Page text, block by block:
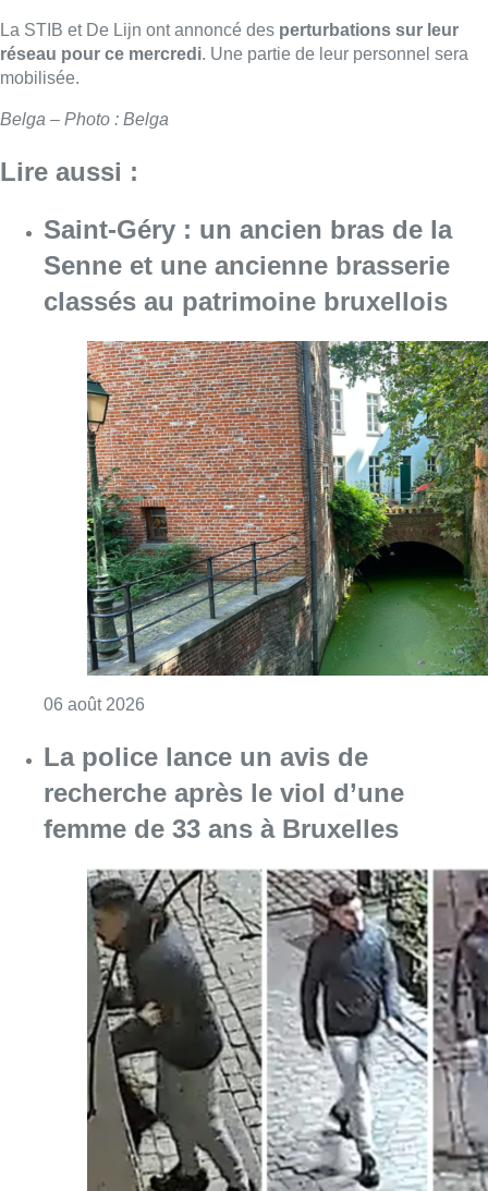
La STIB et De Lijn ont annoncé des perturbations sur leur
réseau pour ce mercredi. Une partie de leur personnel sera
mobilisée.
Belga – Photo : Belga
Lire aussi :
Saint-Géry : un ancien bras de la
Senne et une ancienne brasserie
classés au patrimoine bruxellois
06 août 2026
La police lance un avis de
recherche après le viol d’une
femme de 33 ans à Bruxelles